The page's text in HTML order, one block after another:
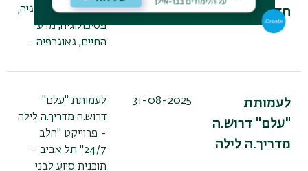
חדשני
מתחומיקרימינולוגיה,
פסיכולוגיה, מדעי
החיים, גאוגרפיה…
לעמותת
"עלם" דרוש.ה
מדריך.ה לילה
31-08-2025
לעמותת "עלם"
דרוש.ה מדריך.ה לילה
- פרוייקט "הלב
24/7" תל אביב -
תוכנית סיוע לבני